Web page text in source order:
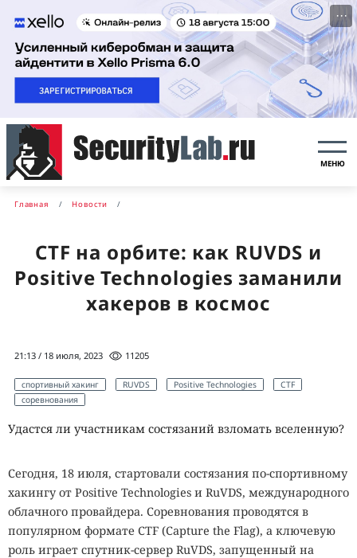
···
МЕНЮ
Главная Новости
CTF на орбите: как RUVDS и
Positive Technologies заманили
хакеров в космос
21:13 / 18 июля, 2023 11205
спортивный хакинг RUVDS Positive Technologies
CTF
соревнования
Удастся ли участникам состязаний взломать вселенную?
Сегодня, 18 июля, стартовали состязания по-спортивному
хакингу от Positive Technologies и RuVDS, международного
облачного провайдера. Соревнования проводятся в
популярном формате CTF (Capture the Flag), а ключевую
роль играет спутник-сервер RuVDS, запущенный на